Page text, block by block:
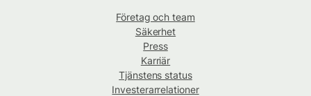
Företag och team
Säkerhet
Press
Karriär
Tjänstens status
Investerarrelationer